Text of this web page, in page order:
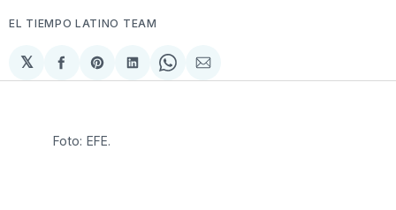
EL TIEMPO LATINO TEAM
𝕏
Compartir
en
Share
on
Compartir
en
Share
on
Compartir
via
Foto: EFE.